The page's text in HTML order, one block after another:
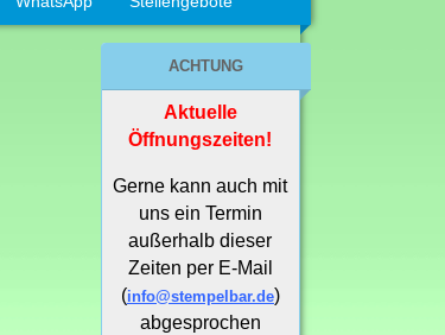
ACHTUNG
Aktuelle
Öffnungszeiten!
Gerne kann auch mit
uns ein Termin
außerhalb dieser
Zeiten per E-Mail
(info@stempelbar.de)
abgesprochen